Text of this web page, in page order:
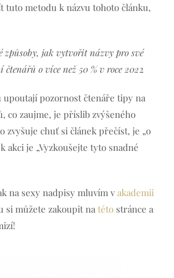
tuto metodu k názvu tohoto článku,
způsoby, jak vytvořit názvy pro své
o více než 50 % v roce 2022
upoutají pozornost čtenáře tipy na
co zaujme, je příslib zvýšeného
zvyšuje chuť si článek přečíst, je „o
akci je „Vyzkoušejte tyto snadné
na sexy nadpisy mluvím v akademii
si můžete zakoupit na této stránce a